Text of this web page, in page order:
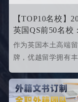
【TOP10名校】
英国QS前50名校
条件终极大盘点
作为英国本土高端
牌，优越留学拥有丰
校申请成功案例，
章为大家盘点英国
校2024年申请条件